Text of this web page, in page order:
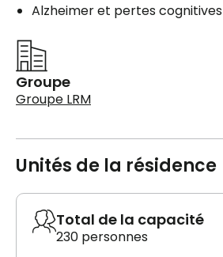
Alzheimer et pertes cognitives
Groupe
Groupe LRM
Unités de la résidence
Total de la capacité
230 personnes